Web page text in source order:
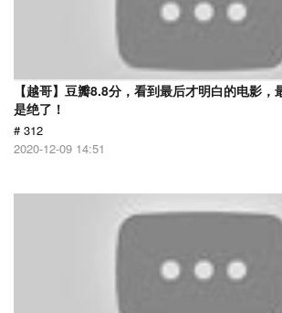
【越哥】豆瓣8.8分，看到最后才明白的电影
是绝了！
# 312
2020-12-09 14:51